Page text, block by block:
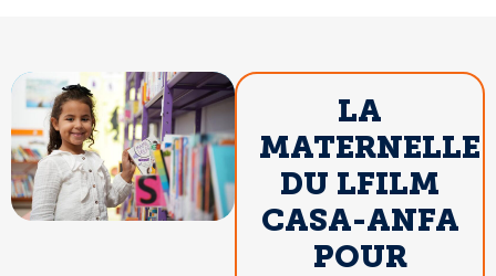
LA
MATERNELLE
DU LFILM
CASA-ANFA
POUR